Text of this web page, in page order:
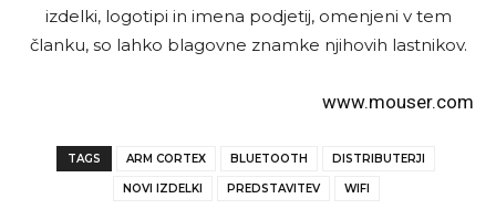
izdelki, logotipi in imena podjetij, omenjeni v tem
članku, so lahko blagovne znamke njihovih lastnikov.
www.mouser.com
TAGS ARM CORTEX BLUETOOTH DISTRIBUTERJI
NOVI IZDELKI PREDSTAVITEV WIFI